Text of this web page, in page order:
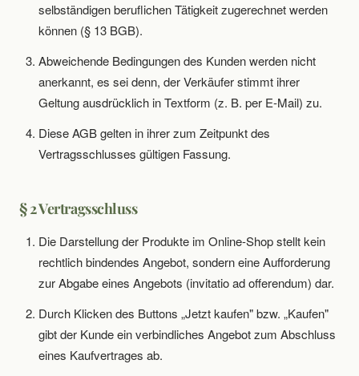
selbständigen beruflichen Tätigkeit zugerechnet werden
können (§ 13 BGB).
Abweichende Bedingungen des Kunden werden nicht
anerkannt, es sei denn, der Verkäufer stimmt ihrer
Geltung ausdrücklich in Textform (z. B. per E-Mail) zu.
Diese AGB gelten in ihrer zum Zeitpunkt des
Vertragsschlusses gültigen Fassung.
§ 2 Vertragsschluss
Die Darstellung der Produkte im Online-Shop stellt kein
rechtlich bindendes Angebot, sondern eine Aufforderung
zur Abgabe eines Angebots (invitatio ad offerendum) dar.
Durch Klicken des Buttons „Jetzt kaufen" bzw. „Kaufen"
gibt der Kunde ein verbindliches Angebot zum Abschluss
eines Kaufvertrages ab.